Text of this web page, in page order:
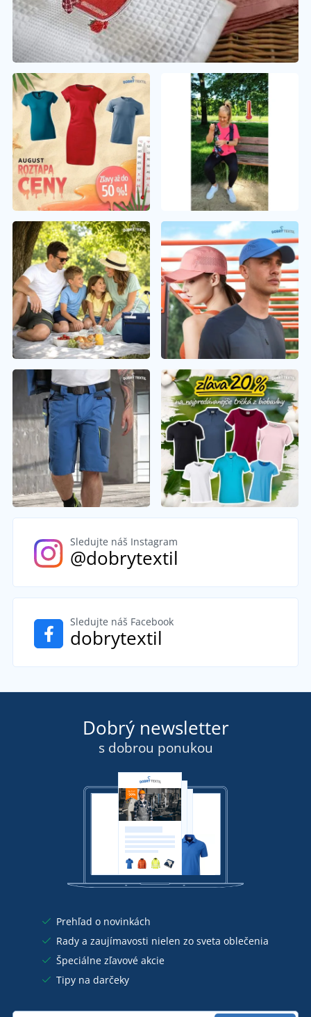
Sledujte náš Instagram
@dobrytextil
Sledujte náš Facebook
dobrytextil
Dobrý newsletter
s dobrou ponukou
Prehľad o novinkách
Rady a zaujímavosti nielen zo sveta oblečenia
Špeciálne zľavové akcie
Tipy na darčeky